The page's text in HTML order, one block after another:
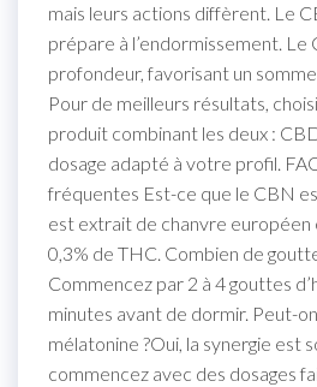
mais leurs actions diffèrent. Le
prépare à l’endormissement. Le
profondeur, favorisant un
Pour de meilleurs résultats,
produit combinant les deux :
dosage adapté à votre profil.
fréquentes Est-ce que le CBN
est extrait de chanvre
0,3% de THC. Combien de
Commencez par 2 à 4 gouttes
minutes avant de dormir. Peut-
mélatonine ?Oui, la synergie est
commencez avec des dosages